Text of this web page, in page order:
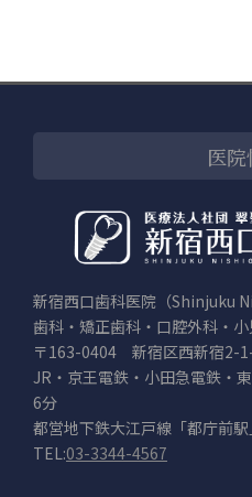
医
新宿西口歯科医院（Shinjuku
歯科・矯正歯科・口腔外科・
〒163-0404 新宿区西新宿2-
JR・京王電鉄・小田急電鉄・
6分
都営地下鉄大江戸線「都庁前
TEL:03-3344-4567